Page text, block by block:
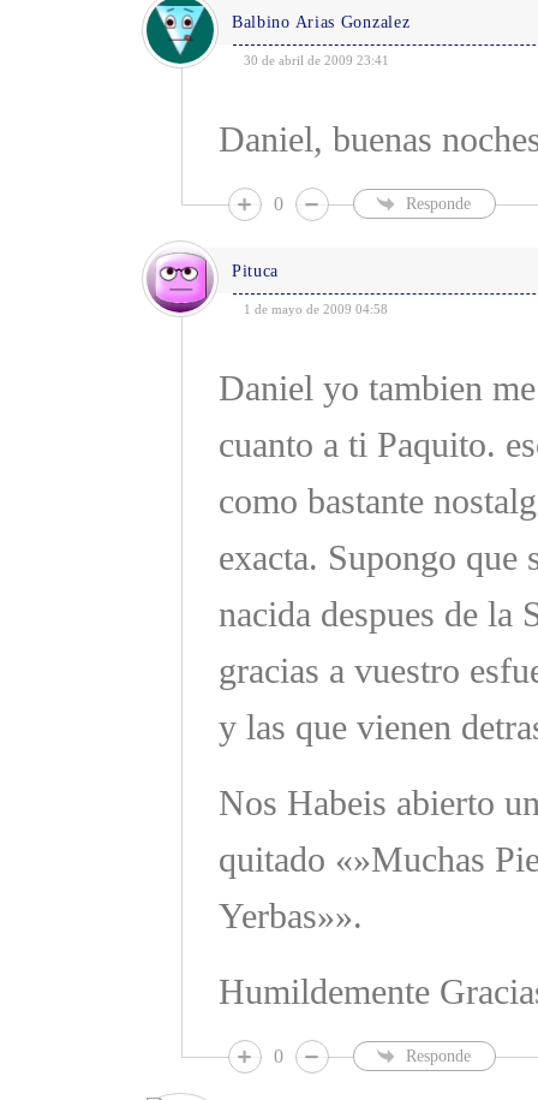
Balbino Arias Gonzalez
30 de abril de 2009 23:41
Daniel, buenas
0 Responde
Pituca
1 de mayo de 2009 04:58
Daniel yo tambien
cuanto a ti Paquito.
como bastante
exacta. Supongo que
nacida despues de la
gracias a vuestro
y las que vienen
Nos Habeis abierto
quitado «»Muchas
Yerbas»».
Humildemente
0 Responde